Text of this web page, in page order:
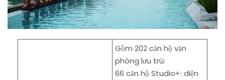
Gồm 202 căn hộ văn
phòng lưu trú:
66 căn hộ Studio+: diện